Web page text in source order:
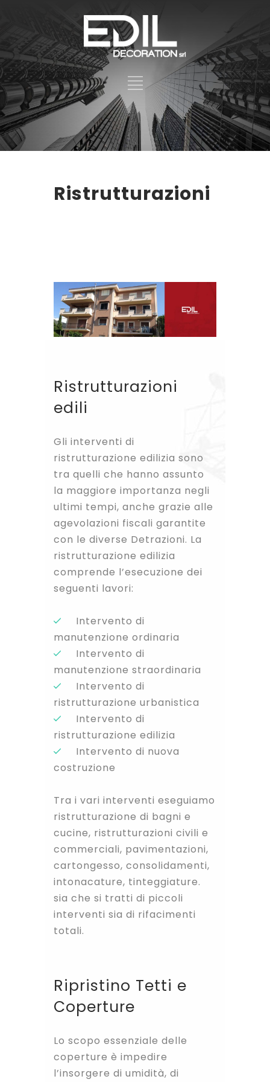
Ristrutturazioni
Ristrutturazioni
edili
Gli interventi di
ristrutturazione edilizia sono
tra quelli che hanno assunto
la maggiore importanza negli
ultimi tempi, anche grazie alle
agevolazioni fiscali garantite
con le diverse Detrazioni. La
ristrutturazione edilizia
comprende l’esecuzione dei
seguenti lavori:
Intervento di
manutenzione ordinaria
Intervento di
manutenzione straordinaria
Intervento di
ristrutturazione urbanistica
Intervento di
ristrutturazione edilizia
Intervento di nuova
costruzione
Tra i vari interventi eseguiamo
ristrutturazione di bagni e
cucine, ristrutturazioni civili e
commerciali, pavimentazioni,
cartongesso, consolidamenti,
intonacature, tinteggiature.
sia che si tratti di piccoli
interventi sia di rifacimenti
totali.
Ripristino Tetti e
Coperture
Lo scopo essenziale delle
coperture è impedire
l’insorgere di umidità, di